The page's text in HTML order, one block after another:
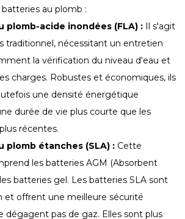
au plomb :
plomb-acide inondées (FLA) : Il s'agit
traditionnel, nécessitant un entretien
la vérification du niveau d'eau et
charges. Robustes et économiques, ils
une densité énergétique
durée de vie plus courte que les
récentes.
plomb étanches (SLA) :Cette
les batteries AGM (Absorbent
batteries gel. Les batteries SLA sont
et offrent une meilleure sécurité
dégagent pas de gaz. Elles sont plus